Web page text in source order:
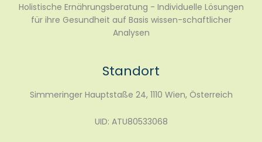
Holistische Ernährungsberatung - Individuelle Lösungen
für ihre Gesundheit auf Basis wissen-schaftlicher
Analysen
Standort
Simmeringer Hauptstaße 24, 1110 Wien, Österreich
UID: ATU80533068